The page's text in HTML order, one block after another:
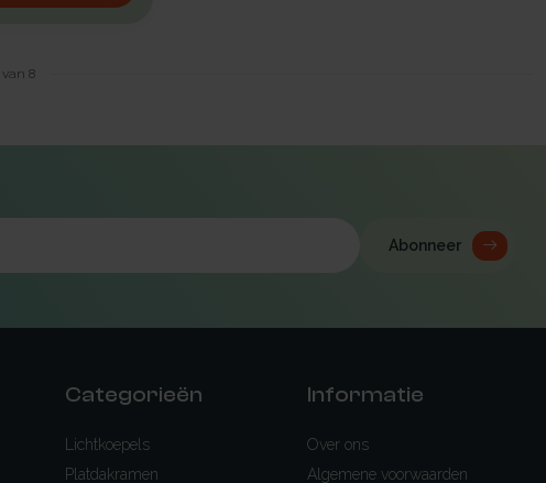
van 8
Abonneer
Categorieën
Lichtkoepels
Platdakramen
Informatie
Over ons
Algemene voorwaarden